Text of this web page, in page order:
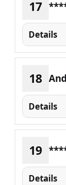
17
Details
18
Details
19
Details